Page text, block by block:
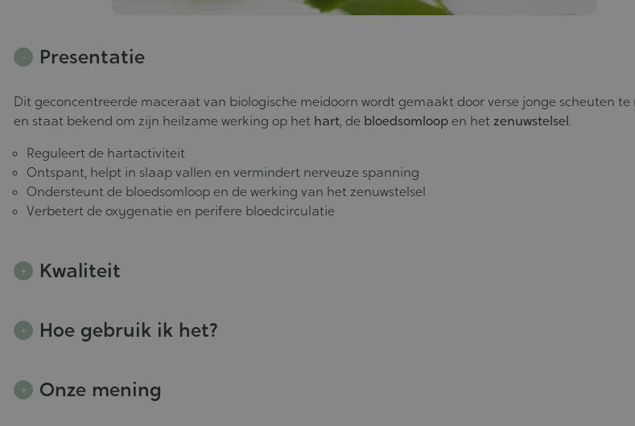
Presentatie
Dit geconcentreerde maceraat van biologische meidoorn wordt gemaakt door verse jonge scheuten te
en staat bekend om zijn heilzame werking op het hart, de bloedsomloopen hetzenuwstelsel.
Reguleert de hartactiviteit
Ontspant, helpt in slaap vallen en vermindert nerveuze spanning
Ondersteunt de bloedsomloop en de werking van het zenuwstelsel
Verbetert de oxygenatie en perifere bloedcirculatie
Kwaliteit
Hoe gebruik ik het?
Onze mening